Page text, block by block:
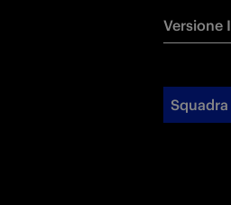
Versione
Squadra